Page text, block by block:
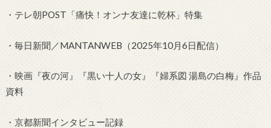
・テレ朝POST「痛快！オンナ友達に乾杯」特集
・毎日新聞／MANTANWEB（2025年10月6日配信）
・映画『夜の河』『黒い十人の女』『婦系図 湯島の白梅』作品
資料
・京都新聞インタビュー記録